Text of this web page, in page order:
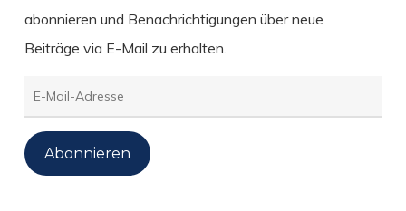
abonnieren und Benachrichtigungen über neue
Beiträge via E-Mail zu erhalten.
E-
Mail-
Adresse
Abonnieren